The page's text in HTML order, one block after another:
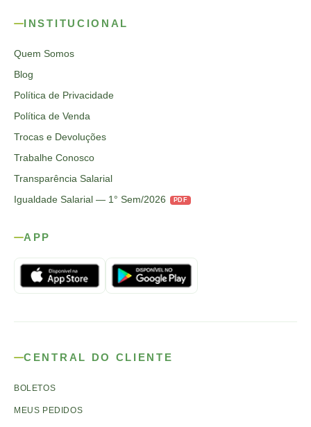
INSTITUCIONAL
Quem Somos
Blog
Política de Privacidade
Política de Venda
Trocas e Devoluções
Trabalhe Conosco
Transparência Salarial
Igualdade Salarial — 1° Sem/2026
PDF
APP
CENTRAL DO CLIENTE
BOLETOS
MEUS PEDIDOS